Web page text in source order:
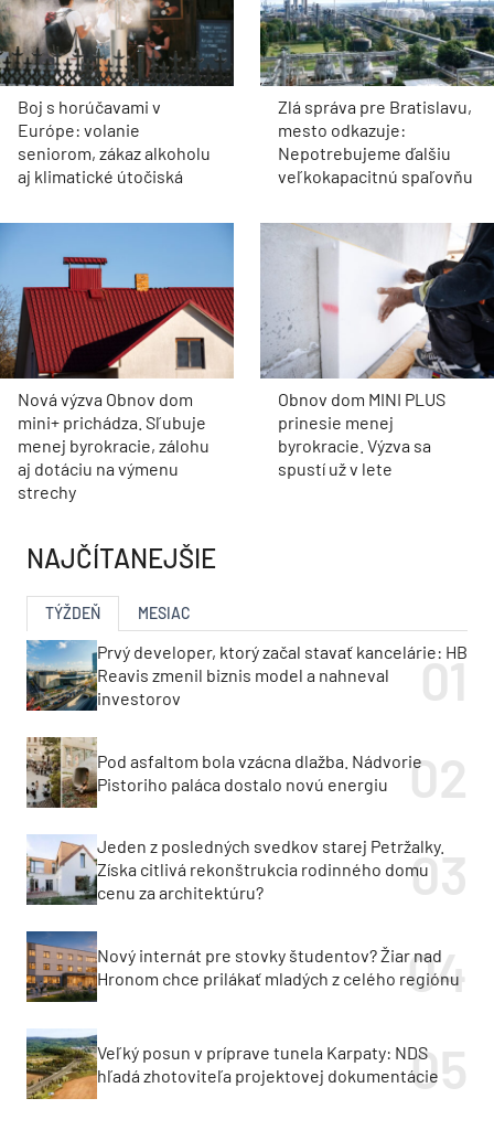
Boj s horúčavami v
Európe: volanie
seniorom, zákaz alkoholu
aj klimatické útočiská
Zlá správa pre Bratislavu,
mesto odkazuje:
Nepotrebujeme ďalšiu
veľkokapacitnú spaľovňu
Nová výzva Obnov dom
mini+ prichádza. Sľubuje
menej byrokracie, zálohu
aj dotáciu na výmenu
strechy
Obnov dom MINI PLUS
prinesie menej
byrokracie. Výzva sa
spustí už v lete
NAJČÍTANEJŠIE
TÝŽDEŇ MESIAC
Prvý developer, ktorý začal stavať kancelárie: HB
Reavis zmenil biznis model a nahneval
investorov
Pod asfaltom bola vzácna dlažba. Nádvorie
Pistoriho paláca dostalo novú energiu
Jeden z posledných svedkov starej Petržalky.
Získa citlivá rekonštrukcia rodinného domu
cenu za architektúru?
Nový internát pre stovky študentov? Žiar nad
Hronom chce prilákať mladých z celého regiónu
Veľký posun v príprave tunela Karpaty: NDS
hľadá zhotoviteľa projektovej dokumentácie